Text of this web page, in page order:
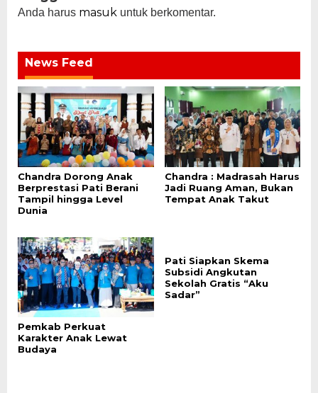
Anda harus masuk untuk berkomentar.
News Feed
Chandra Dorong Anak
Berprestasi Pati Berani
Tampil hingga Level
Dunia
Chandra : Madrasah Harus
Jadi Ruang Aman, Bukan
Tempat Anak Takut
Pemkab Perkuat
Karakter Anak Lewat
Budaya
Pati Siapkan Skema
Subsidi Angkutan
Sekolah Gratis “Aku
Sadar”